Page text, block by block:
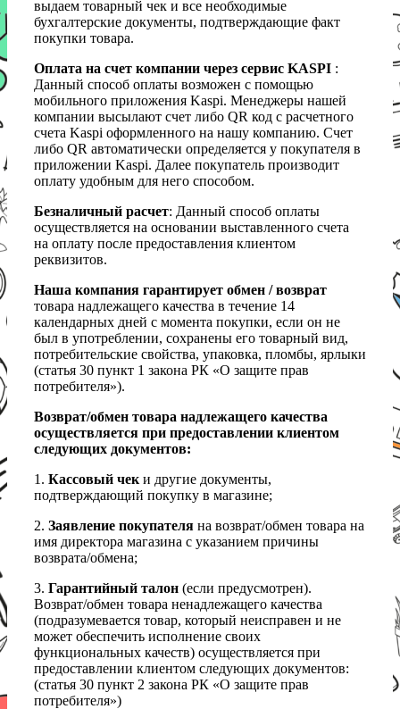
выдаем товарный чек и все необходимые
бухгалтерские документы, подтверждающие факт
покупки товара.
Оплата на счет компании через сервис KASPI :
Данный способ оплаты возможен с помощью
мобильного приложения Kaspi. Менеджеры нашей
компании высылают счет либо QR код с расчетного
счета Kaspi оформленного на нашу компанию. Счет
либо QR автоматически определяется у покупателя в
приложении Kaspi. Далее покупатель производит
оплату удобным для него способом.
Безналичный расчет: Данный способ оплаты
осуществляется на основании выставленного счета
на оплату после предоставления клиентом
реквизитов.
Наша компания гарантирует обмен / возврат
товара надлежащего качества в течение 14
календарных дней с момента покупки, если он не
был в употреблении, сохранены его товарный вид,
потребительские свойства, упаковка, пломбы, ярлыки
(статья 30 пункт 1 закона РК «О защите прав
потребителя»).
Возврат/обмен товара надлежащего качества
осуществляется при предоставлении клиентом
следующих документов:
1. Кассовый чек и другие документы,
подтверждающий покупку в магазине;
2. Заявление покупателя на возврат/обмен товара на
имя директора магазина с указанием причины
возврата/обмена;
3. Гарантийный талон (если предусмотрен).
Возврат/обмен товара ненадлежащего качества
(подразумевается товар, который неисправен и не
может обеспечить исполнение своих
функциональных качеств) осуществляется при
предоставлении клиентом следующих документов:
(статья 30 пункт 2 закона РК «О защите прав
потребителя»)